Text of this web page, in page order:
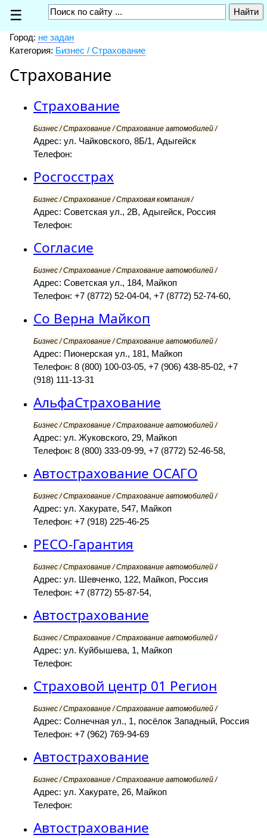
☰
Город: не задан
Категория: Бизнес / Страхование
Страхование
Страхование
Бизнес / Страхование / Страхование автомобилей /
Адрес: ул. Чайковского, 8Б/1, Адыгейск
Телефон:
Росгосстрах
Бизнес / Страхование / Страховая компания /
Адрес: Советская ул., 2В, Адыгейск, Россия
Телефон:
Согласие
Бизнес / Страхование / Страхование автомобилей /
Адрес: Советская ул., 184, Майкоп
Телефон: +7 (8772) 52-04-04, +7 (8772) 52-74-60,
Со Верна Майкоп
Бизнес / Страхование / Страхование автомобилей /
Адрес: Пионерская ул., 181, Майкоп
Телефон: 8 (800) 100-03-05, +7 (906) 438-85-02, +7
(918) 111-13-31
АльфаСтрахование
Бизнес / Страхование / Страхование автомобилей /
Адрес: ул. Жуковского, 29, Майкоп
Телефон: 8 (800) 333-09-99, +7 (8772) 52-46-58,
Автострахование ОСАГО
Бизнес / Страхование / Страхование автомобилей /
Адрес: ул. Хакурате, 547, Майкоп
Телефон: +7 (918) 225-46-25
РЕСО-Гарантия
Бизнес / Страхование / Страхование автомобилей /
Адрес: ул. Шевченко, 122, Майкоп, Россия
Телефон: +7 (8772) 55-87-54,
Автострахование
Бизнес / Страхование / Страхование автомобилей /
Адрес: ул. Куйбышева, 1, Майкоп
Телефон:
Страховой центр 01 Регион
Бизнес / Страхование / Страхование автомобилей /
Адрес: Солнечная ул., 1, посёлок Западный, Россия
Телефон: +7 (962) 769-94-69
Автострахование
Бизнес / Страхование / Страхование автомобилей /
Адрес: ул. Хакурате, 26, Майкоп
Телефон:
Автострахование